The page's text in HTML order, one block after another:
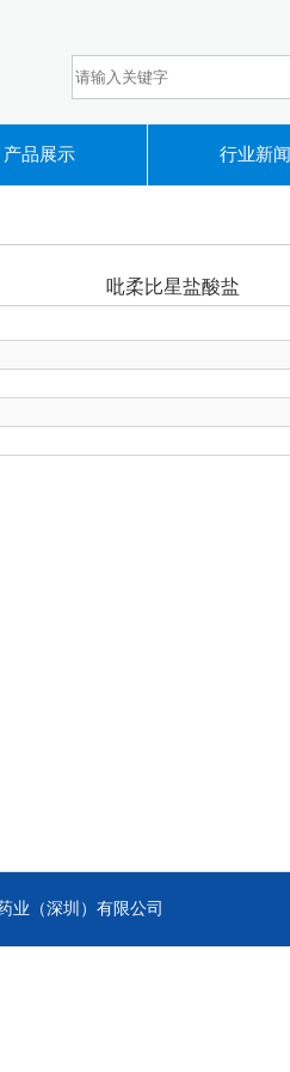
产品展示 行业新闻
吡柔比星盐酸盐
业（深圳）有限公司